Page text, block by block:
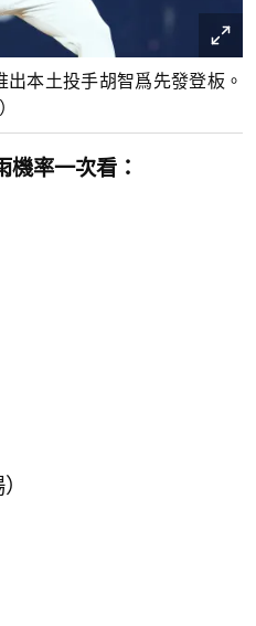
本土投手胡智爲先發登板。
機率一次看：